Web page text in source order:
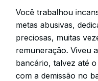
Você trabalhou
metas abusivas,
preciosas, muitas
remuneração. Viveu
bancário, talvez até
com a demissão no